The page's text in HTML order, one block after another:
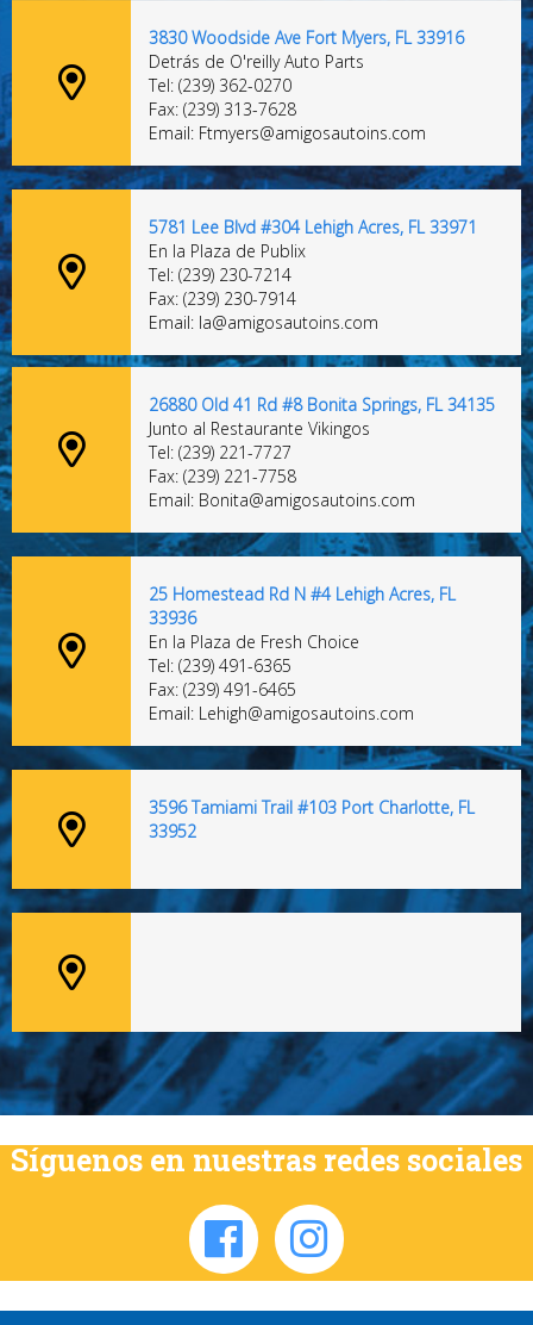
3830 Woodside Ave Fort Myers, FL 33916
Detrás de O'reilly Auto Parts
Tel: (239) 362-0270
Fax: (239) 313-7628
Email: Ftmyers@amigosautoins.com
5781 Lee Blvd #304 Lehigh Acres, FL 33971
En la Plaza de Publix
Tel: (239) 230-7214
Fax: (239) 230-7914
Email: la@amigosautoins.com
26880 Old 41 Rd #8 Bonita Springs, FL 34135
Junto al Restaurante Vikingos
Tel: (239) 221-7727
Fax: (239) 221-7758
Email: Bonita@amigosautoins.com
25 Homestead Rd N #4 Lehigh Acres, FL
33936
En la Plaza de Fresh Choice
Tel: (239) 491-6365
Fax: (239) 491-6465
Email: Lehigh@amigosautoins.com
3596 Tamiami Trail #103 Port Charlotte, FL
33952
Síguenos en nuestras redes sociales